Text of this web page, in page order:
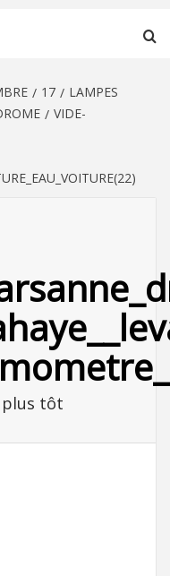
17
LAMPES
VIDE-
plus tôt